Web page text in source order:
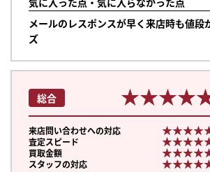
メールのレスポンスが早く来店時も値段
ズ
総合
来店問い合わせへの対応
査定スピード
買取金額
スタッフの対応